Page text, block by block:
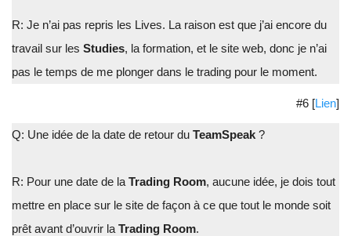
R: Je n’ai pas repris les Lives. La raison est que j’ai encore du
travail sur les Studies, la formation, et le site web, donc je n’ai
pas le temps de me plonger dans le trading pour le moment.
#6 [Lien]
Q: Une idée de la date de retour du TeamSpeak ?
R: Pour une date de la Trading Room, aucune idée, je dois tout
mettre en place sur le site de façon à ce que tout le monde soit
prêt avant d’ouvrir la Trading Room.